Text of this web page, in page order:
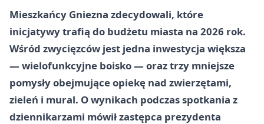
Mieszkańcy Gniezna zdecydowali, które
inicjatywy trafią do budżetu miasta na 2026 rok.
Wśród zwycięzców jest jedna inwestycja większa
— wielofunkcyjne boisko — oraz trzy mniejsze
pomysły obejmujące opiekę nad zwierzętami,
zieleń i mural. O wynikach podczas spotkania z
dziennikarzami mówił zastępca prezydenta